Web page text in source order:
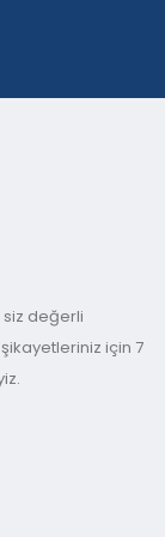
siz değerli
için 7